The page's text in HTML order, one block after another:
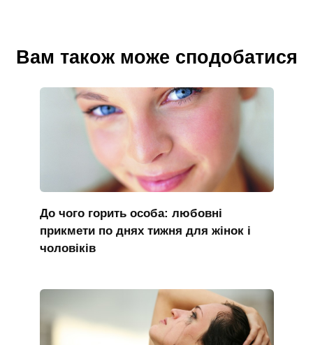
Вам також може сподобатися
До чого горить особа: любовні
прикмети по днях тижня для жінок і
чоловіків